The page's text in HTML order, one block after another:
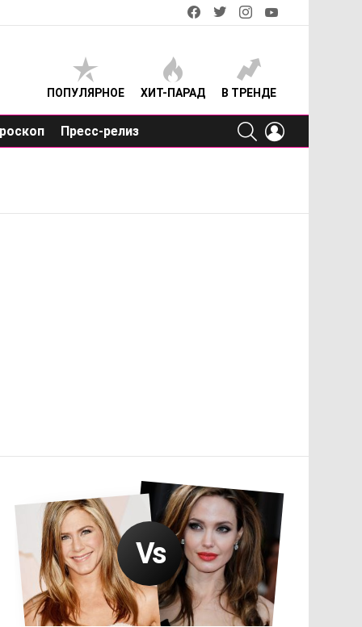
facebooktwitterinstagram
ПОПУЛЯРНОЕ ХИТ-ПАРАД В ТРЕНДЕ
Пресс-релиз
SEARCH